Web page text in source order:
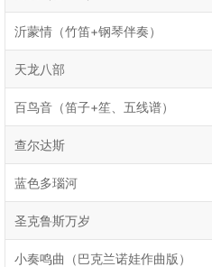
沂蒙情（竹笛+钢琴伴奏）
天龙八部
百鸟音（笛子+笙、五线谱）
查尔达斯
蓝色多瑙河
圣克鲁斯万岁
小奏鸣曲（巴克兰诺娃作曲版）